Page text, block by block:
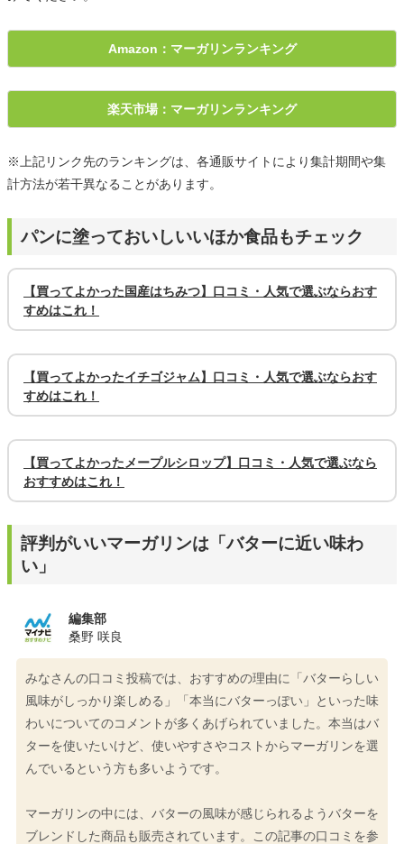
Amazon：マーガリンランキング
楽天市場：マーガリンランキング
※上記リンク先のランキングは、各通販サイトにより集計期間や集
計方法が若干異なることがあります。
パンに塗っておいしいいほか食品もチェック
【買ってよかった国産はちみつ】口コミ・人気で選ぶならおす
すめはこれ！
【買ってよかったイチゴジャム】口コミ・人気で選ぶならおす
すめはこれ！
【買ってよかったメープルシロップ】口コミ・人気で選ぶなら
おすすめはこれ！
評判がいいマーガリンは「バターに近い味わ
い」
編集部
桑野 咲良
みなさんの口コミ投稿では、おすすめの理由に「バターらしい
風味がしっかり楽しめる」「本当にバターっぽい」といった味
わいについてのコメントが多くあげられていました。本当はバ
ターを使いたいけど、使いやすさやコストからマーガリンを選
んでいるという方も多いようです。
マーガリンの中には、バターの風味が感じられるようバターを
ブレンドした商品も販売されています。この記事の口コミを参